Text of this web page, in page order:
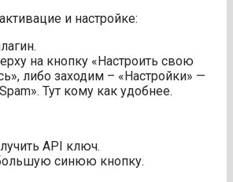
и настройке:
на кнопку «Настроить свою
либо заходим – «Настройки» —
Тут кому как удобнее.
API ключ.
синюю кнопку.